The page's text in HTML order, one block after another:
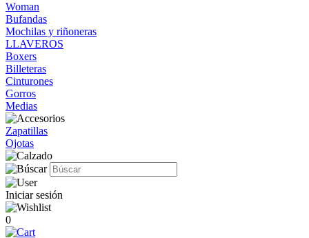
Woman
Bufandas
Mochilas y riñoneras
LLAVEROS
Boxers
Billeteras
Cinturones
Gorros
Medias
Zapatillas
Ojotas
Iniciar sesión
0